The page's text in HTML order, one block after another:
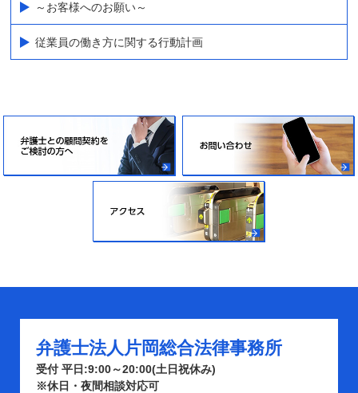
～お客様へのお願い～
従業員の働き方に関する行動計画
弁護士法人片岡総合法律事務所
受付 平日:9:00～20:00(土日祝休み)
※休日・夜間相談対応可